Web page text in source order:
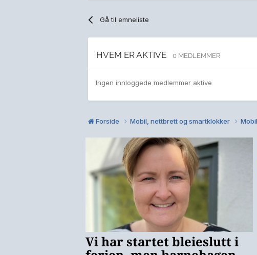
Gå til emneliste
HVEM ER AKTIVE 0 MEDLEMMER
Ingen innloggede medlemmer aktive
Forside Mobil, nettbrett og smartklokker